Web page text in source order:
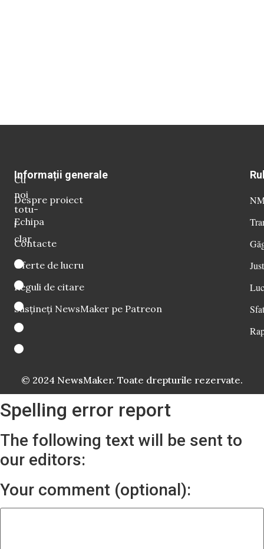
Cu
noi
totu-
i
clar
Informații generale
Despre proiect
Echipa
Contacte
Oferte de lucru
Reguli de citare
Susțineți NewsMaker pe Patreon
© 2024 NewsMaker. Toate drepturile rezervate.
Spelling error report
The following text will be sent to
our editors:
Your comment (optional):